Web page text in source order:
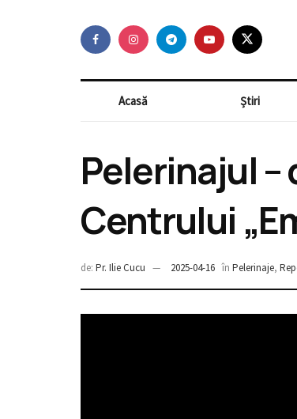
Acasă Știri
Pelerinajul –
Centrului
de: Pr. Ilie Cucu 2025-04-16 în Pelerinaje,